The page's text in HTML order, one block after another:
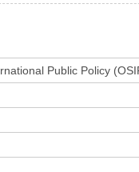
Public Policy